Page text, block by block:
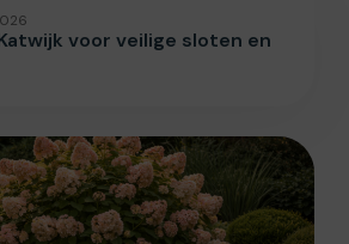
voor veilige sloten en